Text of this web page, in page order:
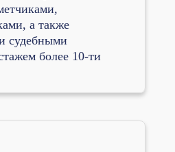
а также
судебными
более 10-ти